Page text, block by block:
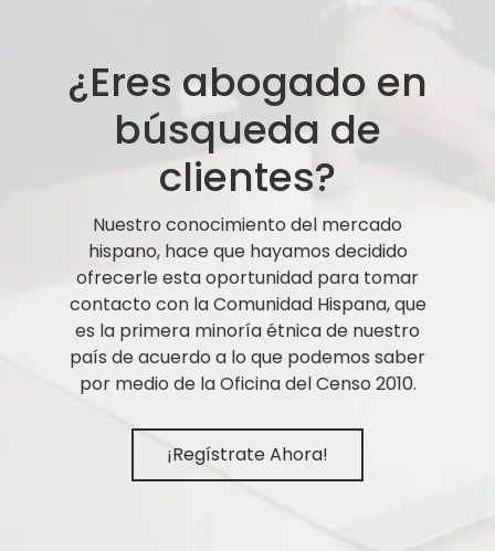
¿Eres abogado en
búsqueda de
clientes?
Nuestro conocimiento del mercado
hispano, hace que hayamos decidido
ofrecerle esta oportunidad para tomar
contacto con la Comunidad Hispana, que
es la primera minoría étnica de nuestro
país de acuerdo a lo que podemos saber
por medio de la Oficina del Censo 2010.
¡Regístrate Ahora!